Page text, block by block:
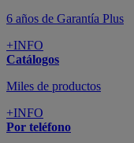
6 años de Garantía Plus
+INFO
Catálogos
Miles de productos
+INFO
Por teléfono